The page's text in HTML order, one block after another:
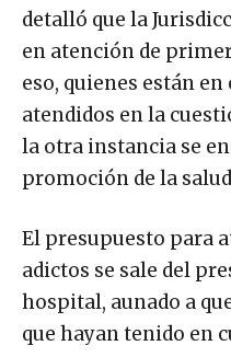
detalló que la
en atención de
eso, quienes están
atendidos en la
la otra instancia se
promoción de la
El presupuesto para
adictos se sale del
hospital, aunado a
que hayan tenido en